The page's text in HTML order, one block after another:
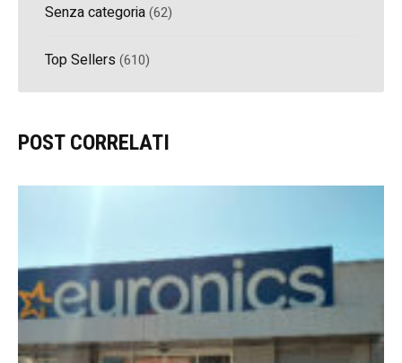
Senza categoria(62)
Top Sellers (610)
POST CORRELATI